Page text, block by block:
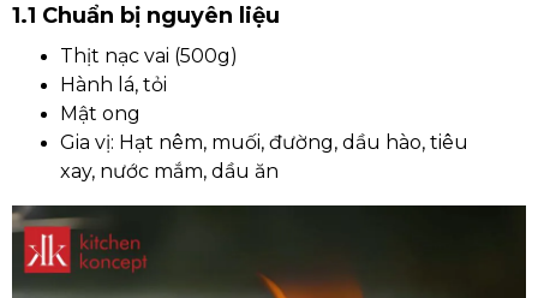
1.1 Chuẩn bị nguyên liệu
Thịt nạc vai (500g)
Hành lá, tỏi
Mật ong
Gia vị: Hạt nêm, muối, đường, dầu hào, tiêu
xay, nước mắm, dầu ăn